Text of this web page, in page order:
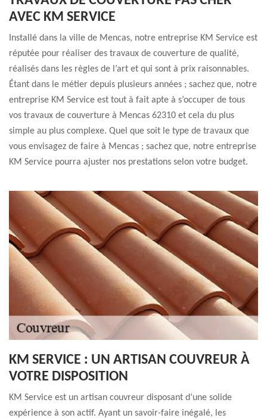
AVEC KM SERVICE
Installé dans la ville de Mencas, notre entreprise KM Service est
réputée pour réaliser des travaux de couverture de qualité,
réalisés dans les règles de l’art et qui sont à prix raisonnables.
Étant dans le métier depuis plusieurs années ; sachez que, notre
entreprise KM Service est tout à fait apte à s’occuper de tous
vos travaux de couverture à Mencas 62310 et cela du plus
simple au plus complexe. Quel que soit le type de travaux que
vous envisagez de faire à Mencas ; sachez que, notre entreprise
KM Service pourra ajuster nos prestations selon votre budget.
KM SERVICE : UN ARTISAN COUVREUR À
VOTRE DISPOSITION
KM Service est un artisan couvreur disposant d’une solide
expérience à son actif. Ayant un savoir-faire inégalé, les